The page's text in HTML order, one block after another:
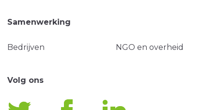
Samenwerking
Bedrijven NGO en overheid
Volg ons